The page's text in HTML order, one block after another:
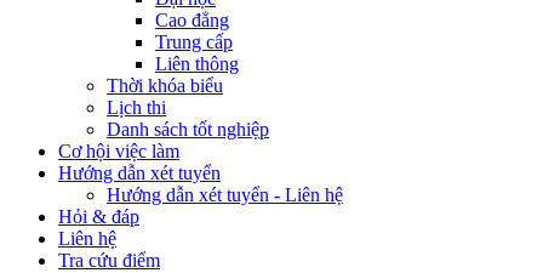
Cao đẳng
Trung cấp
Liên thông
Thời khóa biểu
Lịch thi
Danh sách tốt nghiệp
Cơ hội việc làm
Hướng dẫn xét tuyển
Hướng dẫn xét tuyển - Liên hệ
Hỏi & đáp
Liên hệ
Tra cứu điểm